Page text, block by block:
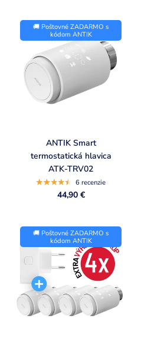
🚚 Poštovné ZADARMO s
kódom ANTIK
ANTIK Smart
termostatická hlavica
ATK-TRV02
6 recenzie
44,90 €
🚚 Poštovné ZADARMO s
kódom ANTIK